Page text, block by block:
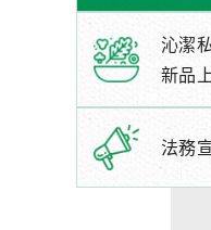
沁潔
新品
法務